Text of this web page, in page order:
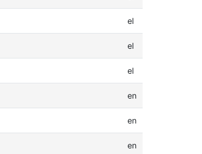
el
el
el
en
en
en